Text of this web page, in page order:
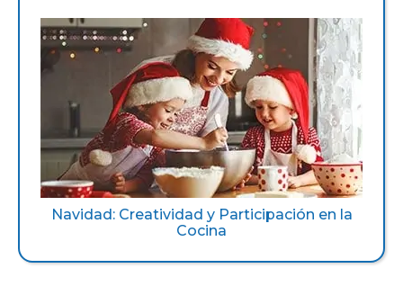
Navidad: Creatividad y Participación en la
Cocina